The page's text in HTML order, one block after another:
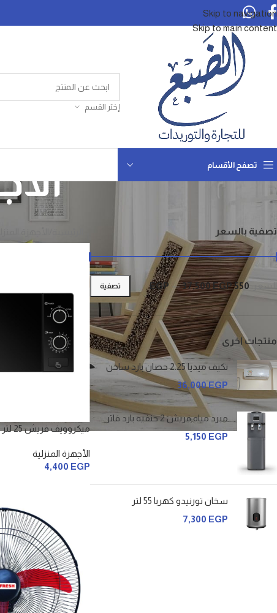
Skip to navigation
Skip to main content
إختر القسم
تصفح الأقسام
تصفية بالسعر
تصفية السعر: 550 EGP
—37,500 EGP
منتجات اخرى
تكيف ميديا 2.25 حصان بارد ساخن
36,000EGP
مبرد مياه فريش 2 حنفيه بارد فاتر
5,150 EGP
سخان تورنيدو كهربا 55 لتر
7,300 EGP
ميكروويف فريش 25 لتر اسود
الأجهزة المنزلية
4,400 EGP